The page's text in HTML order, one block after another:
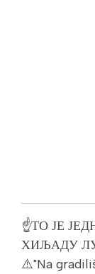
☝️ТО ЈЕ
ХИЉАДУ
⚠️"Na